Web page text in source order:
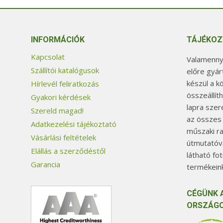
INFORMÁCIÓK
Kapcsolat
Szállítói katalógusok
Hírlevél feliratkozás
Gyakori kérdések
Szereld magad!
Adatkezelési tájékoztató
Vásárlási feltételek
Elállás a szerződéstől
Garancia
előre
készül a
lapra
az
műszaki
látható
CÉGÜNK